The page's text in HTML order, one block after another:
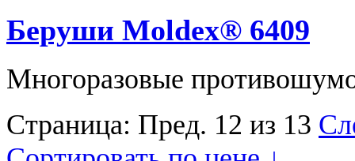
Беруши Moldex® 6409
Многоразовые
Страница: Пред. 12 из 13